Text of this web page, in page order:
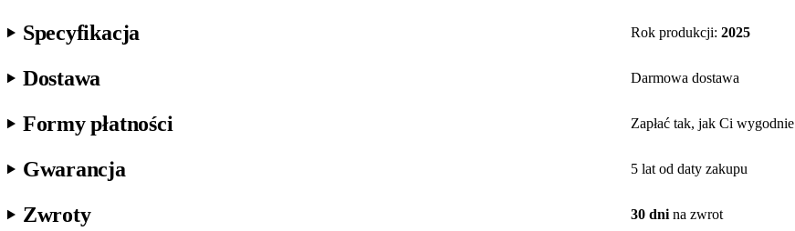
Specyfikacja Rok produkcji: 2025
Dostawa Darmowa dostawa
Formy płatności Zapłać tak, jak Ci wygodnie
Gwarancja 5 lat od daty zakupu
Zwroty 30 dni na zwrot